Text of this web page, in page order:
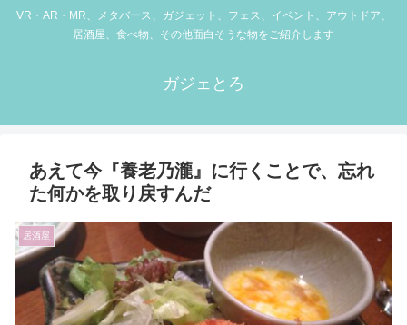
VR・AR・MR、メタバース、ガジェット、フェス、イベント、アウトドア、
居酒屋、食べ物、その他面白そうな物をご紹介します
ガジェとろ
あえて今『養老乃瀧』に行くことで、忘れ
た何かを取り戻すんだ
居酒屋